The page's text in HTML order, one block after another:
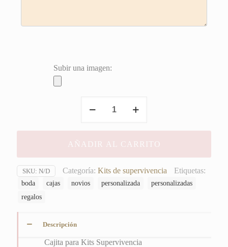
Subir una imagen:
para
Supervivencia
cantidad
AÑADIR AL CARRITO
SKU: N/D Categoría: Kits de supervivencia Etiquetas:
boda cajas novios personalizada
personalizadas
regalos
Descripción
Cajita para Kits Supervivencia